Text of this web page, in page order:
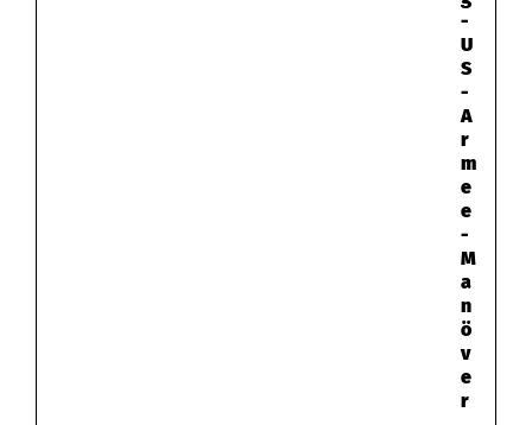
-
U
S
-
A
r
m
e
e
-
M
a
n
ö
v
e
r